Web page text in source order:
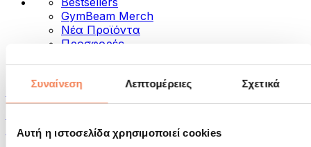
Συναίνεση Λεπτομέρειες Σχετικά
Αυτή η ιστοσελίδα χρησιμοποιεί cookies
GymBeam Merch
Νέα Προϊόντα
Προσφορές
Κατηγορίες
Τρόφιμα
Ξηροί Καρποί